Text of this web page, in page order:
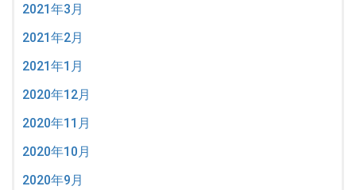
2021年3月
2021年2月
2021年1月
2020年12月
2020年11月
2020年10月
2020年9月